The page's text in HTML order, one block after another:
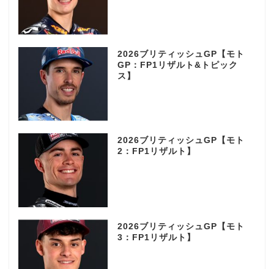
2026ブリティッシュGP【モト
GP：FP1リザルト&トピック
ス】
2026ブリティッシュGP【モト
2：FP1リザルト】
2026ブリティッシュGP【モト
3：FP1リザルト】